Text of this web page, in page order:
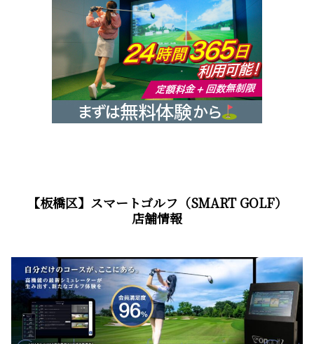
【板橋区】スマートゴルフ（SMART GOLF）
店舗情報